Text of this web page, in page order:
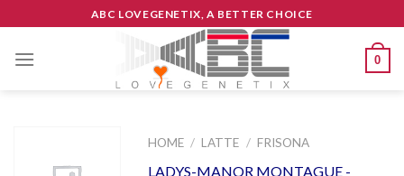
to
content
ABC LOVEGENETIX, A BETTER CHOICE
0
HOME / LATTE / FRISONA
LADYS-MANOR MONTAGUE -